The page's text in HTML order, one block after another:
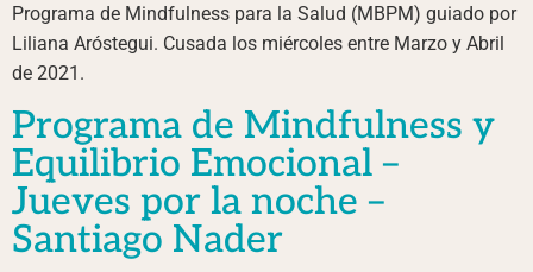
Programa de Mindfulness para la Salud (MBPM) guiado por
Liliana Aróstegui. Cusada los miércoles entre Marzo y Abril
de 2021.
Programa de Mindfulness y
Equilibrio Emocional –
Jueves por la noche –
Santiago Nader